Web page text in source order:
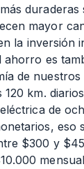
duraderas
mayor
la inversión
ahorro es
de
120 km.
de
eso
$300 y